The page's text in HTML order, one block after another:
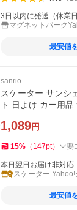
3日以内に発送（休業日
マグネットパーク
最安値
sanrio
スケーター サンシ
ト 日よけ カー用
1,089円
15% （ 147pt） 要
本日翌日お届け非対応
スケーター
最安値